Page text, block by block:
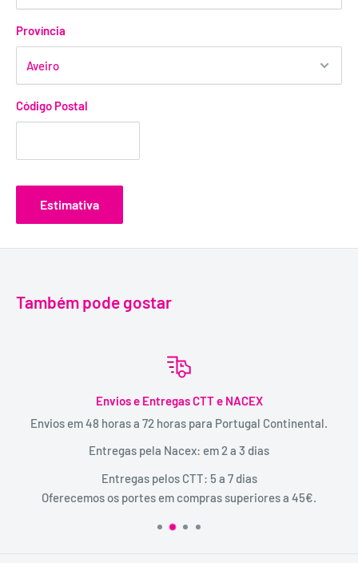
Província
Código Postal
Estimativa
Também pode gostar
Envios e Entregas CTT e NACEX
Envios em 48 horas a 72 horas para Portugal Continental.
Entregas pela Nacex: em 2 a 3 dias
Entregas pelos CTT: 5 a 7 dias
Oferecemos os portes em compras superiores a 45€.